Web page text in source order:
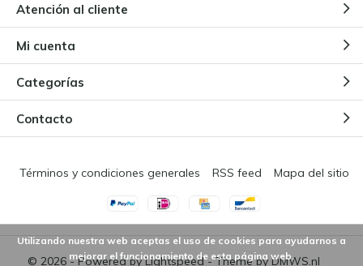
Atención al cliente
Mi cuenta
Categorías
Contacto
© 2026 - Powered byLightspeed- Theme byDMWS.nl
Términos y condiciones generales RSS feed Mapa del sitio
Utilizando nuestra web aceptas el uso de cookies para ayudarnos a
mejorar el funcionamiento de esta página web.